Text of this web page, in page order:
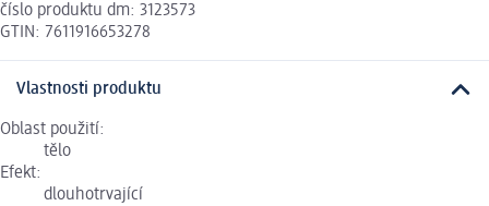
číslo produktu dm: 3123573
GTIN: 7611916653278
Vlastnosti produktu
Oblast použití:
tělo
Efekt:
dlouhotrvající